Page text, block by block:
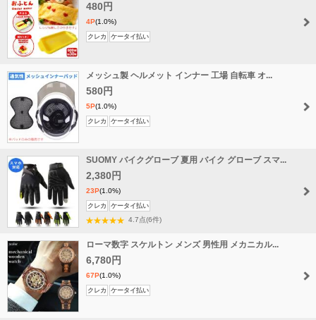
480円
4P(1.0%)
クレカ ケータイ払い
メッシュ製 ヘルメット インナー 工場 自転車 オ...
580円
5P(1.0%)
クレカ ケータイ払い
SUOMY バイクグローブ 夏用 バイク グローブ スマ...
2,380円
23P(1.0%)
クレカ ケータイ払い
4.7点(6件)
ローマ数字 スケルトン メンズ 男性用 メカニカル...
6,780円
67P(1.0%)
クレカ ケータイ払い